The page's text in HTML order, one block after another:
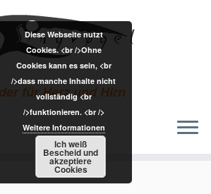
für Herz und Hirn
Diese Webseite nutzt
Cookies. <br />Ohne
Cookies kann es sein, <br
/>dass manche Inhalte nicht
vollständig <br
/>funktionieren. <br />
Weitere Informationen
Ich weiß
Bescheid und
akzeptiere
Cookies